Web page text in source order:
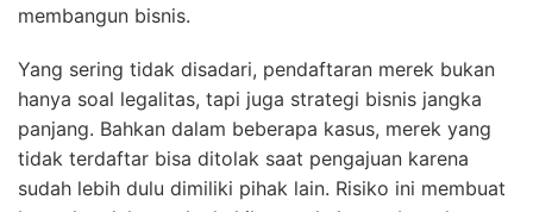
membangun bisnis.
Yang sering tidak disadari, pendaftaran merek bukan
hanya soal legalitas, tapi juga strategi bisnis jangka
panjang. Bahkan dalam beberapa kasus, merek yang
tidak terdaftar bisa ditolak saat pengajuan karena
sudah lebih dulu dimiliki pihak lain. Risiko ini membuat